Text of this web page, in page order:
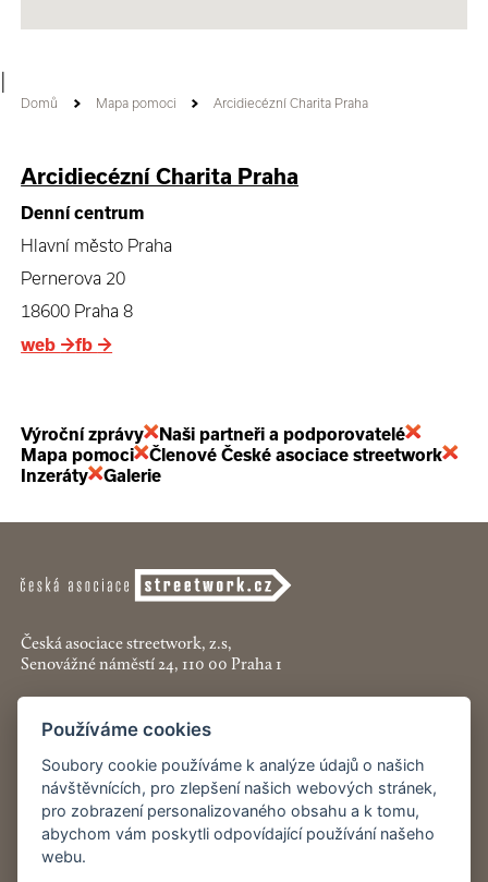
Domů Mapa pomoci Arcidiecézní Charita Praha
Arcidiecézní Charita Praha
Denní centrum
Hlavní město Praha
Pernerova 20
18600 Praha 8
web →fb →
Výroční zprávy
Naši partneři a podporovatelé
Mapa pomoci
Členové České asociace streetwork
Inzeráty
Galerie
Česká asociace streetwork, z.s,
Senovážné náměstí 24, 110 00 Praha 1
+420 774 913 777
asociace@streetwork.cz
Nastavení cookies
Restartshop.cz
Používáme cookies
Soubory cookie používáme k analýze údajů o našich
návštěvnících, pro zlepšení našich webových stránek,
pro zobrazení personalizovaného obsahu a k tomu,
abychom vám poskytli odpovídající používání našeho
webu.